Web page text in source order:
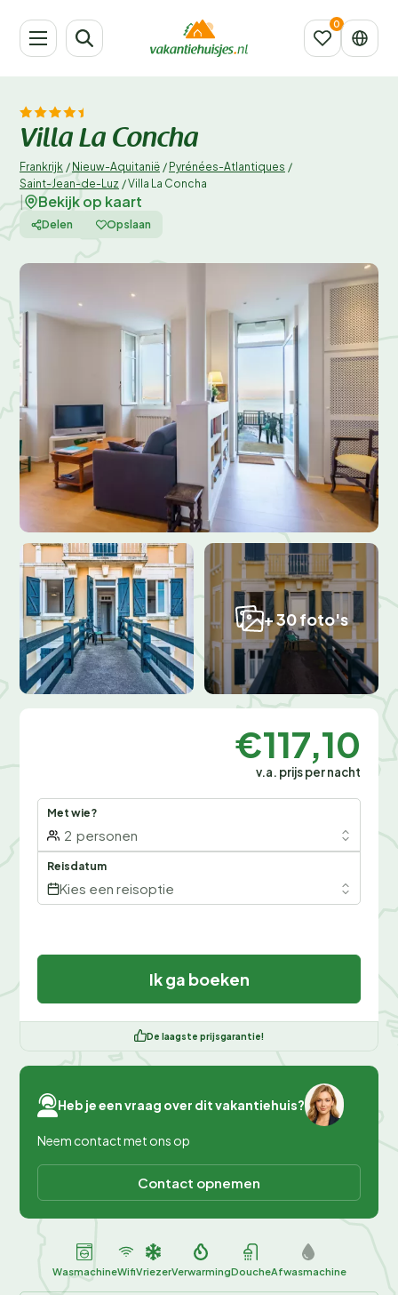
Villa La Concha
Frankrijk / Nieuw-Aquitanië / Pyrénées-Atlantiques /
Saint-Jean-de-Luz /Villa La Concha
Bekijk op kaart
Delen Opslaan
+ 30 foto's
€117,10
v.a. prijs per nacht
Met wie?
2 personen
Reisdatum
Kies een reisoptie
Ik ga boeken
De laagste prijsgarantie!
Heb je een vraag over dit vakantiehuis?
Neem contact met ons op
Contact opnemen
WasmachineWifiVriezerVerwarmingDoucheAfwasmachine